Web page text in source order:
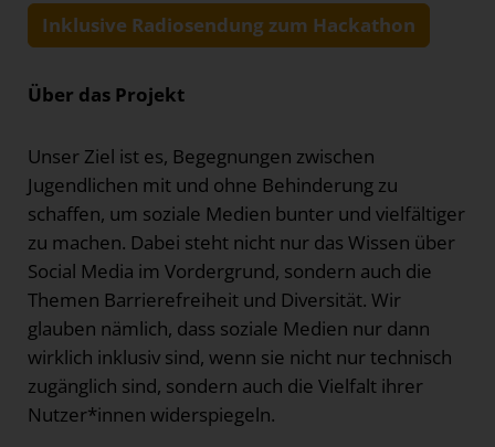
Inklusive Radiosendung zum Hackathon
Über das Projekt
Unser Ziel ist es, Begegnungen zwischen
Jugendlichen mit und ohne Behinderung zu
schaffen, um soziale Medien bunter und vielfältiger
zu machen. Dabei steht nicht nur das Wissen über
Social Media im Vordergrund, sondern auch die
Themen Barrierefreiheit und Diversität. Wir
glauben nämlich, dass soziale Medien nur dann
wirklich inklusiv sind, wenn sie nicht nur technisch
zugänglich sind, sondern auch die Vielfalt ihrer
Nutzer*innen widerspiegeln.